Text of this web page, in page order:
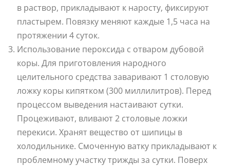
в раствор, прикладывают к наросту, фиксируют
пластырем. Повязку меняют каждые 1,5 часа на
протяжении 4 суток.
Использование пероксида с отваром дубовой
коры. Для приготовления народного
целительного средства заваривают 1 столовую
ложку коры кипятком (300 миллилитров). Перед
процессом выведения настаивают сутки.
Процеживают, вливают 2 столовые ложки
перекиси. Хранят вещество от шипицы в
холодильнике. Смоченную ватку прикладывают к
проблемному участку трижды за сутки. Поверх